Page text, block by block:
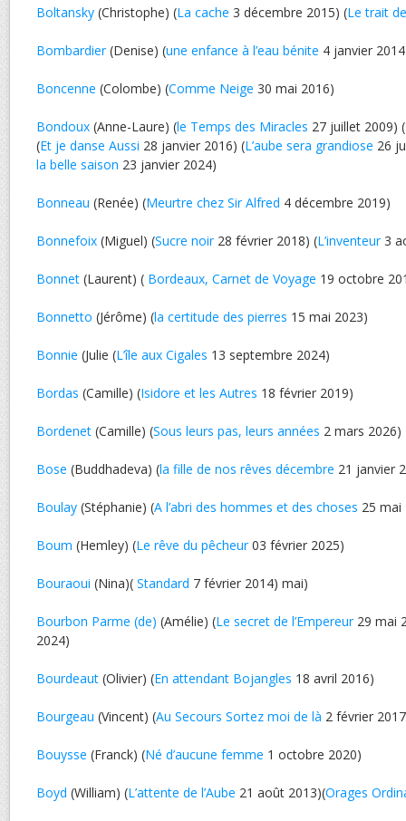
Boltansky (Christophe) (La cache 3 décembre 2015) (Le trait
Bombardier(Denise) (une enfance à l’eau bénite 4 janvier
Boncenne (Colombe) (Comme Neige 30 mai 2016)
Bondoux (Anne-Laure) (le Temps des Miracles 27 juillet 2009) (
(Et je danse Aussi 28 janvier 2016) (L’aube sera grandiose 26
la belle saison 23 janvier 2024)
Bonneau (Renée) (Meurtre chez Sir Alfred 4 décembre 2019)
Bonnefoix (Miguel) (Sucre noir28 février 2018) (L’inventeur3
Bonnet (Laurent) ( Bordeaux, Carnet de Voyage 19 octobre
Bonnetto (Jérôme) (la certitude des pierres 15 mai 2023)
Bonnie (Julie (L’île aux Cigales 13 septembre 2024)
Bordas (Camille) (Isidore et les Autres 18 février 2019)
Bordenet (Camille) (Sous leurs pas, leurs années 2 mars 2026)
Bose (Buddhadeva) (la fille de nos rêves décembre 21 janvier
Boulay (Stéphanie) (A l’abri des hommes et des choses 25 mai
Boum (Hemley) (Le rêve du pêcheur03 février 2025)
Bouraoui (Nina)( Standard 7 février 2014) mai)
Bourbon Parme (de) (Amélie) (Le secret de l’Empereur 29 mai
2024)
Bourdeaut (Olivier) (En attendant Bojangles 18 avril 2016)
Bourgeau (Vincent) (Au Secours Sortez moi de là 2 février
Bouysse (Franck) (Né d’aucune femme 1 octobre 2020)
Boyd (William) (L’attente de l’Aube 21 août 2013)(Orages